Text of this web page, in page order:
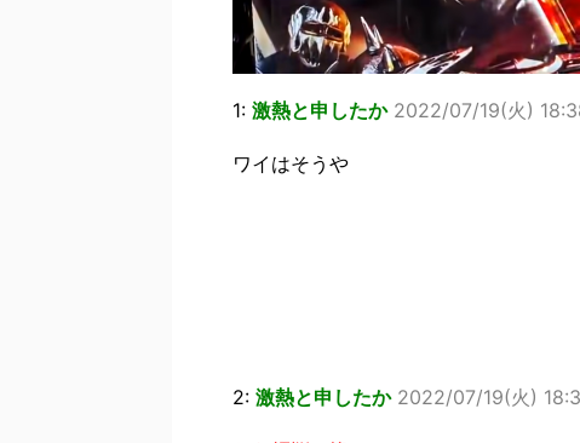
1: 激熱と申したか 2022/07/19(火)
ワイはそうや
2: 激熱と申したか 2022/07/19(火)